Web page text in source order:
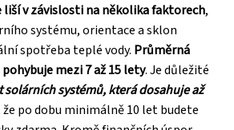
liší v závislosti na několika faktorech,
systému, orientace a sklon
spotřeba teplé vody. Průměrná
mezi 7 až 15 lety. Je důležité
systémů, která dosahuje až
že po dobu minimálně 10 let budete